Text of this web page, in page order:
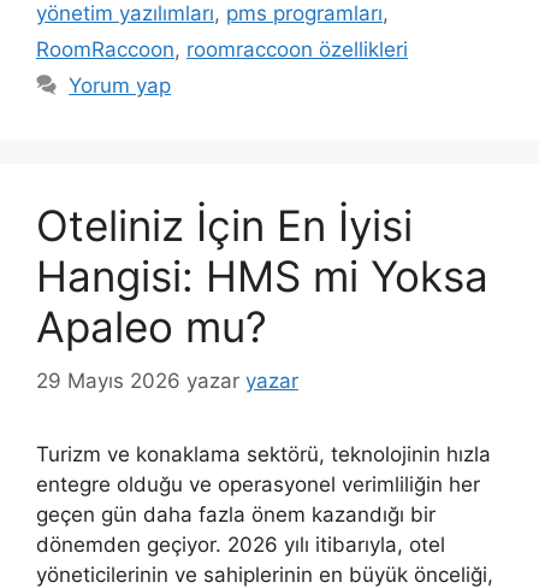
yönetim yazılımları, pms programları,
RoomRaccoon, roomraccoon özellikleri
Yorum yap
Oteliniz İçin En İyisi
Hangisi: HMS mi Yoksa
Apaleo mu?
29 Mayıs 2026 yazar yazar
Turizm ve konaklama sektörü, teknolojinin hızla
entegre olduğu ve operasyonel verimliliğin her
geçen gün daha fazla önem kazandığı bir
dönemden geçiyor. 2026 yılı itibarıyla, otel
yöneticilerinin ve sahiplerinin en büyük önceliği,